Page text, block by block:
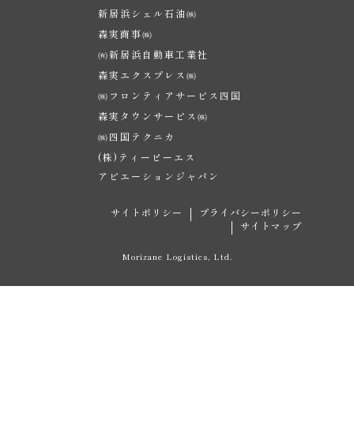
新居浜シェル石油㈱
森実商事㈱
㈲新居浜自動車工業社
森実エクスプレス㈱
㈱フロンティアサービス四国
森実タウンサービス㈱
㈱四国テクニカ
(株)ティーピーエス
アビエーションジャパン
サイトポリシー
プライバシーポリシー
サイトマップ
Morizane Logistics, Ltd.